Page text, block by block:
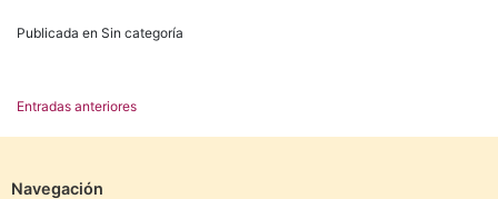
Publicada en Sin categoría
Navegación
de
entradas
Entradas anteriores
Navegación